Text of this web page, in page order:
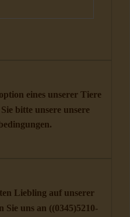
eines unserer Tiere
bitte unsere unsere
.
Liebling auf unserer
Sie uns an ((0345)5210-